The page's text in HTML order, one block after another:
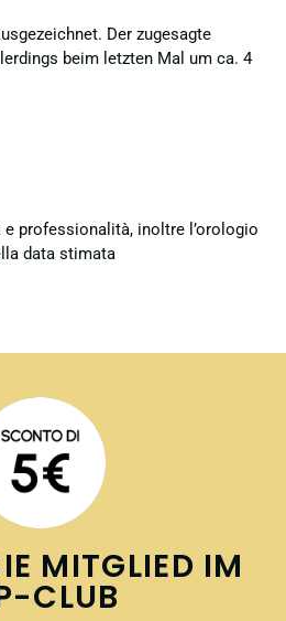
Der zugesagte
beim letzten Mal um ca. 4
professionalità, inoltre l’orologio
data stimata
MITGLIED IM
CLUB